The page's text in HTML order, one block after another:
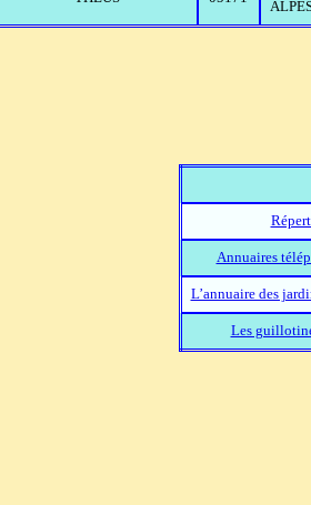
Annuaires
L’annuaire des
Les